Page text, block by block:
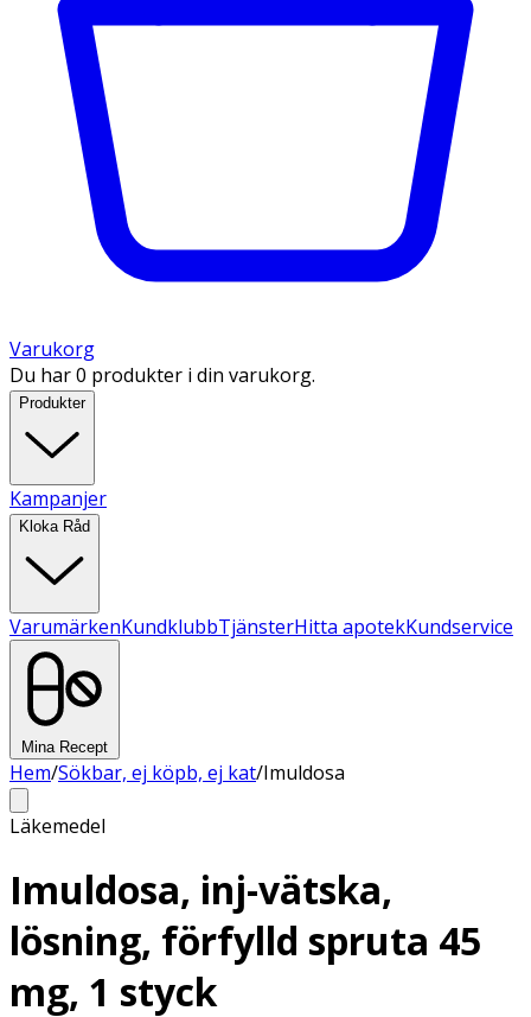
Varukorg
Du har 0 produkter i din varukorg.
Produkter
Kampanjer
Kloka Råd
VarumärkenKundklubbTjänsterHitta apotekKundservice
Mina Recept
Hem/Sökbar, ej köpb, ej kat/Imuldosa
Läkemedel
Imuldosa, inj-vätska,
lösning, förfylld spruta 45
mg, 1 styck